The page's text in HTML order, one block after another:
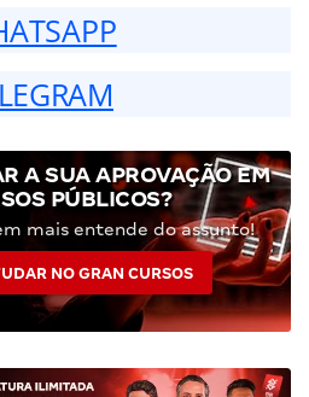
A SUA APROVAÇÃO EM
PÚBLICOS?
mais entende do assunto!
NO GRAN CURSOS